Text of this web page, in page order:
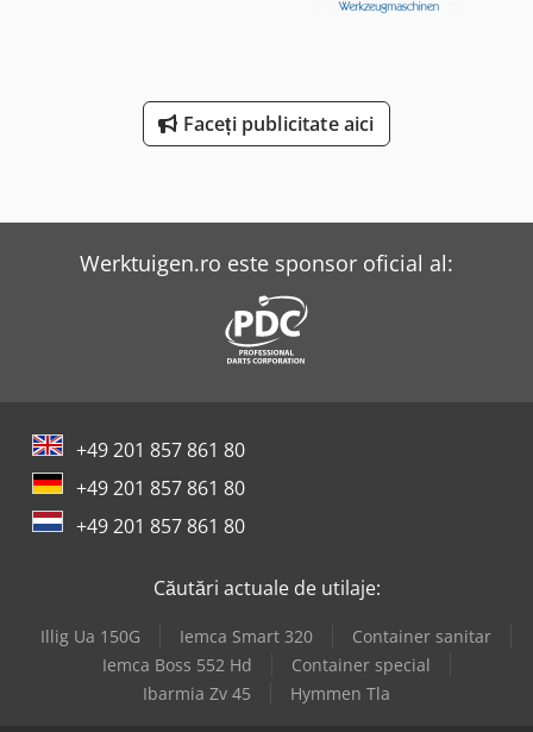
1,5 kW Motor vertical ----- 2,2 kW Ax de frezare orizontal ----
frecvență DELTA * Afișaj digital pe 3 axe SINO * Avans
automat longitudinal și transversal masă de lucru *
Faceți publicitate aici
Werktuigen.ro este sponsor oficial al:
+49 201 857 861 80
+49 201 857 861 80
+49 201 857 861 80
Căutări actuale de utilaje:
Illig Ua 150G Iemca Smart 320
Container sanitar
Iemca Boss 552 Hd
Container special
Ibarmia Zv 45
Hymmen Tla